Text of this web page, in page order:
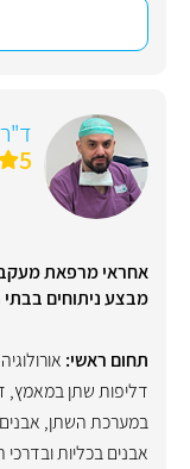
5
אחראי מרפאת מעקב
מבצע ניתוחים
תחום ראשי: אורולוגיה
דליפות שתן במאמץ,
במערכת השתן,
אבנים בכליות ובדרכי